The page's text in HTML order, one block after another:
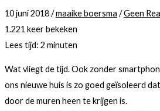
10 juni 2018/maaike boersma /Geen
1.221 keer bekeken
Lees tijd: 2 minuten
Wat vliegt de tijd. Ook zonder
ons nieuwe huis is zo goed geïsoleerd
door de muren heen te krijgen is.